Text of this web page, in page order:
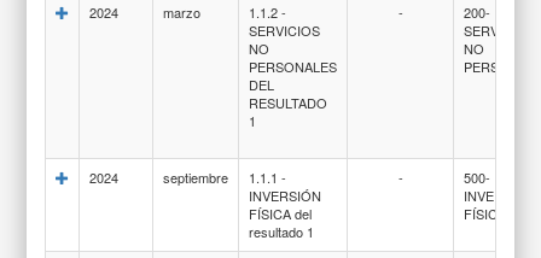
2024 marzo
1.1.2 -
SERVICIOS
NO
PERSONALES
DEL
RESULTADO
1
-
200-
SERVICIOS
NO
2024 septiembre
1.1.1 -
INVERSIÓN
FÍSICA del
resultado 1
-
500-
INVERSION
FÍSICA